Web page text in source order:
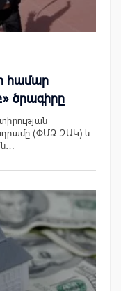
համար
ծրագիրը
(ՓՄՁ ԶԱԿ) և